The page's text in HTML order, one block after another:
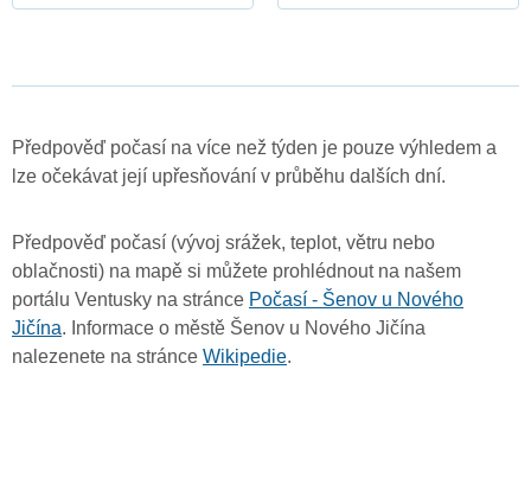
Předpověď počasí na více než týden je pouze výhledem a
lze očekávat její upřesňování v průběhu dalších dní.
Předpověď počasí (vývoj srážek, teplot, větru nebo
oblačnosti) na mapě si můžete prohlédnout na našem
portálu Ventusky na stránce Počasí - Šenov u Nového
Jičína. Informace o městě Šenov u Nového Jičína
nalezenete na stránce Wikipedie.